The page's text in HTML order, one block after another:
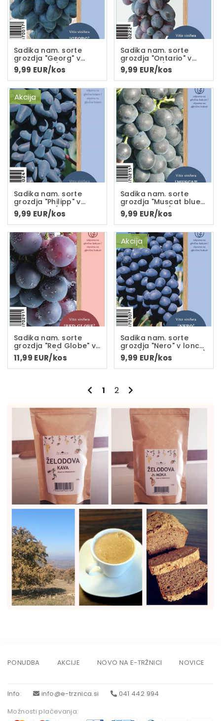
Sadika nam. sorte
grozdja "Georg" v
loncu C-2L(dvoletna
sadika)
9,99 EUR/kos
Sadika nam. sorte
grozdja "Ontario" v
loncu C-2L(dveletna
sadika)
9,99 EUR/kos
Sadika nam. sorte
grozdja "Philipp" v
loncu C-2L(dvoletna
sadika)
9,99 EUR/kos
Akcija
Sadika nam. sorte
grozdja "Muscat blue"
v loncu C-2L(dvoletna
sadika)
9,99 EUR/kos
Sadika nam. sorte
grozdja "Red Globe" v
loncu C-2L(dveletna
sadika)
11,99 EUR/kos
Sadika nam. sorte
grozdja "Nero" v loncu
C-2L(dvoletna sadika)
9,99 EUR/kos
Akcija
Prejšnja stran
1 2
PONUDBA AKCIJE NOVO NA E-TRŽNICI NOVICE
Info: info@e-trznica.si
041 442 994
Možnosti plačevanja: